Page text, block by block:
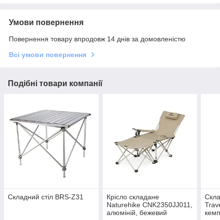
Умови повернення
Повернення товару впродовж 14 днів за домовленістю
Всі умови повернення
Подібні товари компанії
Складний стіл BRS-Z31
Крісло складане
Naturehike CNK2350JJ011,
алюміній, бежевий